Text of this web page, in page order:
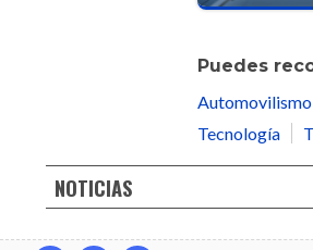
Puedes
Automovilismo
Tecnología
NOTICIAS